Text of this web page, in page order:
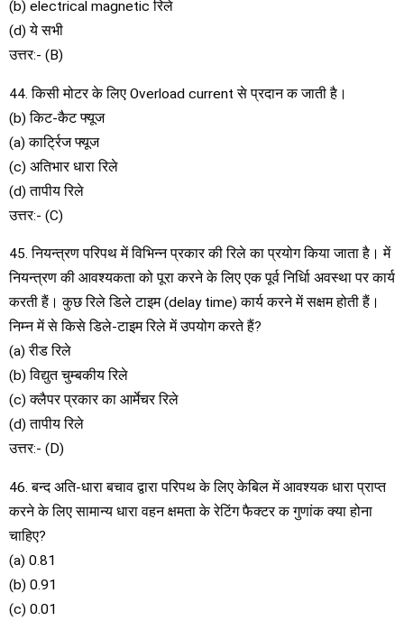
(b) electrical magnetic रिले
(d) ये सभी
उत्तर:- (B)
44. किसी मोटर के लिए Overload current से प्रदान क जाती है।
(b) किट-कैट फ्यूज
(a) कार्ट्रिज फ्यूज
(c) अतिभार धारा रिले
(d) तापीय रिले
उत्तर:- (C)
45. नियन्त्रण परिपथ में विभिन्न प्रकार की रिले का प्रयोग किया जाता है। में
नियन्त्रण की आवश्यकता को पूरा करने के लिए एक पूर्व निर्धाि अवस्था पर कार्य
करती हैं। कुछ रिले डिले टाइम (delay time) कार्य करने में सक्षम होती हैं।
निम्न में से किसे डिले-टाइम रिले में उपयोग करते हैं?
(a) रीड रिले
(b) विद्युत चुम्बकीय रिले
(c) क्लैपर प्रकार का आर्मेचर रिले
(d) तापीय रिले
उत्तर:- (D)
46. बन्द अति-धारा बचाव द्वारा परिपथ के लिए केबिल में आवश्यक धारा प्राप्त
करने के लिए सामान्य धारा वहन क्षमता के रेटिंग फैक्टर क गुणांक क्या होना
चाहिए?
(a) 0.81
(b) 0.91
(c) 0.01